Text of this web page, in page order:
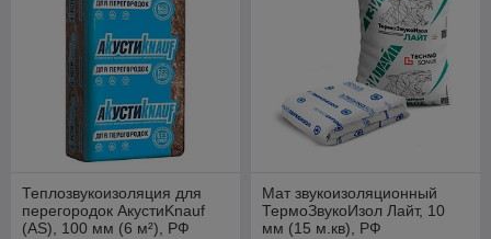
Теплозвукоизоляция для
перегородок АкустиKnauf
(AS), 100 мм (6 м²), РФ
Мат звукоизоляционный
ТермоЗвукоИзол Лайт, 10
мм (15 м.кв), РФ